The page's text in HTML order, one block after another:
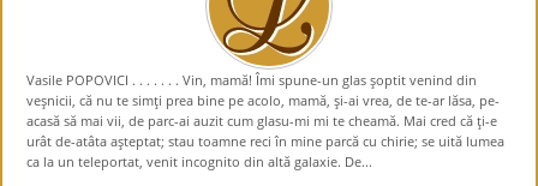
Vasile POPOVICI . . . . . . . Vin, mamă! Îmi spune-un glas şoptit venind din
veşnicii, că nu te simţi prea bine pe acolo, mamă, şi-ai vrea, de te-ar lăsa, pe-
acasă să mai vii, de parc-ai auzit cum glasu-mi mi te cheamă. Mai cred că ţi-e
urât de-atâta aşteptat; stau toamne reci în mine parcă cu chirie; se uită lumea
ca la un teleportat, venit incognito din altă galaxie. De...